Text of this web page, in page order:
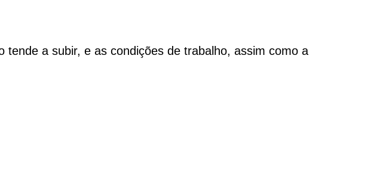
a subir, e as condições de trabalho, assim como a